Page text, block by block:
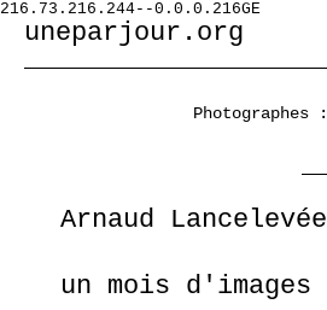
216.73.216.244--0.0.0.216GE
uneparjour.org
Photographes :
Arnaud Lancelevée
un mois d'images